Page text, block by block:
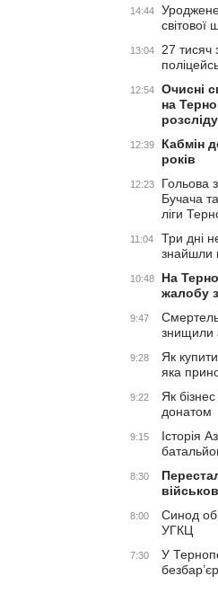
14:44
світової
13:04
27 тисяч
12:54
Очисні
на
12:39
Кабмін
років
12:23
Гольова
Бучача
ліги
11:04
Три дні
знайшли
10:48
На
жалобу
9:47
знищили
9:28
Як
яка
9:22
Як
донатом
9:15
Історія
8:30
8:00
Синод
УГКЦ
7:30
У